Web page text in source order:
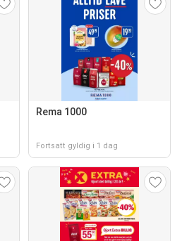
Rema 1000
Fortsatt gyldig i 1 dag